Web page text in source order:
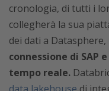
cronologia, di tutti i
collegherà la sua
dei dati a Datasphere,
connessione di SAP
tempo reale.